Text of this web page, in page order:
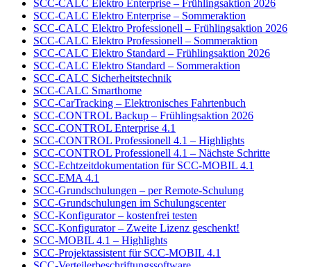
SCC-CALC Elektro Enterprise – Frühlingsaktion 2026
SCC-CALC Elektro Enterprise – Sommeraktion
SCC-CALC Elektro Professionell – Frühlingsaktion 2026
SCC-CALC Elektro Professionell – Sommeraktion
SCC-CALC Elektro Standard – Frühlingsaktion 2026
SCC-CALC Elektro Standard – Sommeraktion
SCC-CALC Sicherheitstechnik
SCC-CALC Smarthome
SCC-CarTracking – Elektronisches Fahrtenbuch
SCC-CONTROL Backup – Frühlingsaktion 2026
SCC-CONTROL Enterprise 4.1
SCC-CONTROL Professionell 4.1 – Highlights
SCC-CONTROL Professionell 4.1 – Nächste Schritte
SCC-Echtzeitdokumentation für SCC-MOBIL 4.1
SCC-EMA 4.1
SCC-Grundschulungen – per Remote-Schulung
SCC-Grundschulungen im Schulungscenter
SCC-Konfigurator – kostenfrei testen
SCC-Konfigurator – Zweite Lizenz geschenkt!
SCC-MOBIL 4.1 – Highlights
SCC-Projektassistent für SCC-MOBIL 4.1